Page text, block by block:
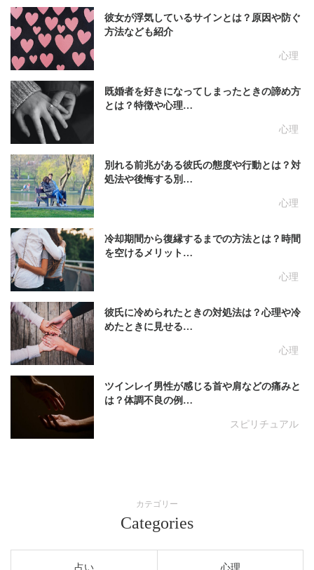
心理
彼女が浮気しているサインとは？原因や防ぐ
方法なども紹介
心理
既婚者を好きになってしまったときの諦め方
とは？特徴や心理…
心理
別れる前兆がある彼氏の態度や行動とは？対
処法や後悔する別…
心理
冷却期間から復縁するまでの方法とは？時間
を空けるメリット…
心理
彼氏に冷められたときの対処法は？心理や冷
めたときに見せる…
スピリチュアル
ツインレイ男性が感じる首や肩などの痛みと
は？体調不良の例…
カテゴリー
Categories
占い 心理